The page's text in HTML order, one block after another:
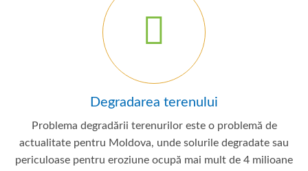
Degradarea terenului
Problema degradării terenurilor este o problemă de
actualitate pentru Moldova, unde solurile degradate sau
periculoase pentru eroziune ocupă mai mult de 4 milioane